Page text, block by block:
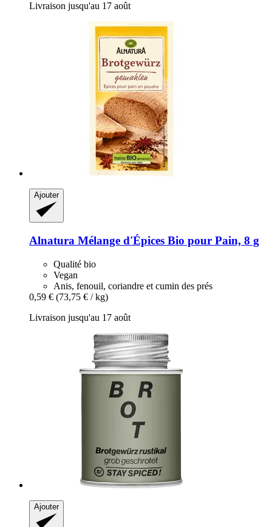
Livraison jusqu'au 17 août
Ajouter
Alnatura Mélange d'Épices Bio pour Pain, 8 g
Qualité bio
Vegan
Anis, fenouil, coriandre et cumin des prés
0,59 € (73,75 € / kg)
Livraison jusqu'au 17 août
Ajouter